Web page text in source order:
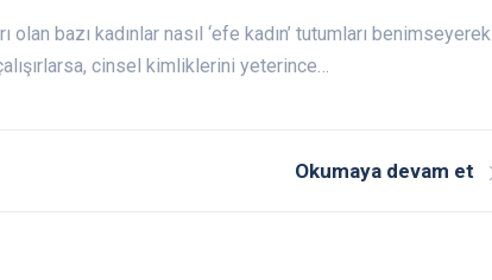
bazı kadınlar nasıl ‘efe kadın’ tutumları benimseyerek
cinsel kimliklerini yeterince…
Okumaya devam et